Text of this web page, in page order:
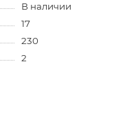
В наличии
17
230
2